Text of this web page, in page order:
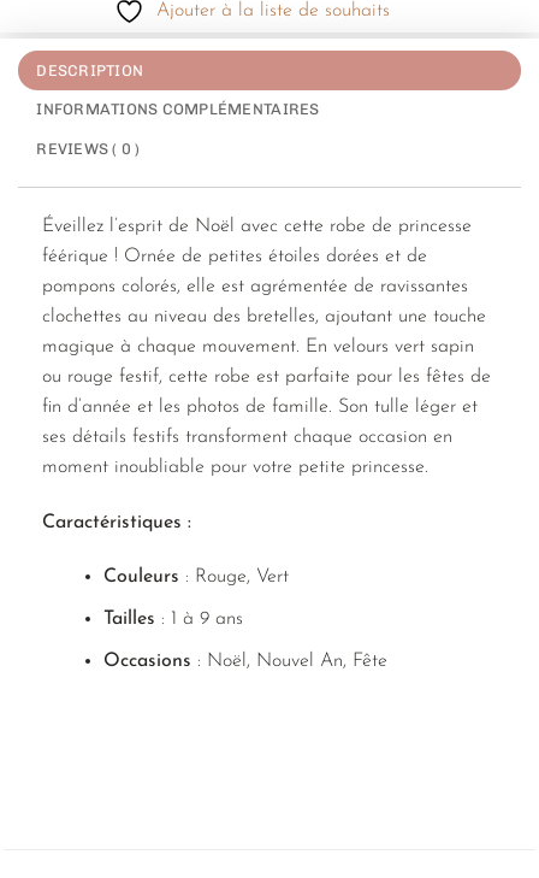
Ajouter à la liste de souhaits
DESCRIPTION
INFORMATIONS COMPLÉMENTAIRES
REVIEWS ( 0 )
Éveillez l’esprit de Noël avec cette robe de princesse
féérique ! Ornée de petites étoiles dorées et de
pompons colorés, elle est agrémentée de ravissantes
clochettes au niveau des bretelles, ajoutant une touche
magique à chaque mouvement. En velours vert sapin
ou rouge festif, cette robe est parfaite pour les fêtes de
fin d’année et les photos de famille. Son tulle léger et
ses détails festifs transforment chaque occasion en
moment inoubliable pour votre petite princesse.
Caractéristiques :
Couleurs : Rouge, Vert
Tailles : 1 à 9 ans
Occasions : Noël, Nouvel An, Fête